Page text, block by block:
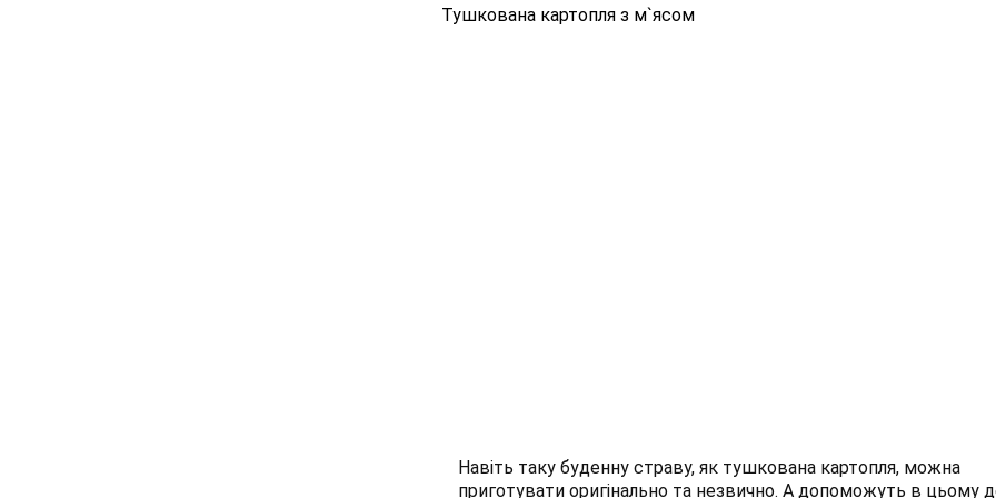
Тушкована картопля з м`ясом
Навіть таку буденну страву, як тушкована картопля, можна
приготувати оригінально та незвично. А допоможуть в цьому